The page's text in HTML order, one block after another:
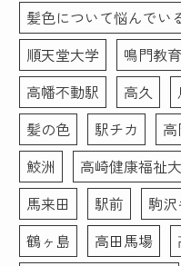
髪色について悩んでい
順天堂大学
鳴門教
高幡不動駅
高久
髪の色
駅チカ
鮫洲
高崎健康福祉
馬来田
駅前 駒
鶴ヶ島
高田馬場